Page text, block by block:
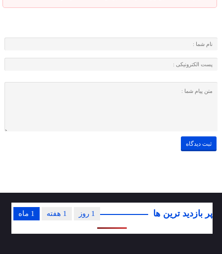
پر بازدید ترین ها 1 ماه 1 هفته 1 روز